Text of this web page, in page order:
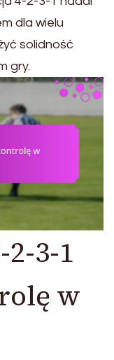
dla wielu
solidność
gry.
3-1
w